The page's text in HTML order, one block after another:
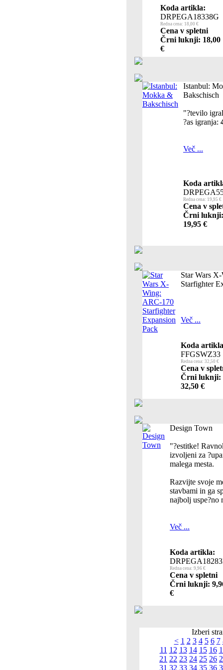
Koda artikla:
DRPEGA18338G
Redna cena: 18,00 €
Cena v spletni
Črni luknji: 18,00
€
Istanbul:
Bakschisch
"?tevilo
?as igranja:
Več ...
Koda
Redna cena: 19,95 €
Cena v
Črni luknji:
19,95 €
Star Wars
Starfighter
Več ...
Koda
FFGSWZ33
Redna cena: 32,50 €
Cena v
Črni luknji:
32,50 €
Design Town
"?estitke!
izvoljeni za
malega mesta.
Razvijte svoje
stavbami in ga
najbolj uspe?no
Več ...
Koda artikla:
Redna cena: 9,96 €
Cena v spletni
Črni luknji:
€
Izberi
< 1 2 3 4 5 6 7
11 12 13 14 15 16
21 22 23 24 25 26
31 32 33 34 35 36